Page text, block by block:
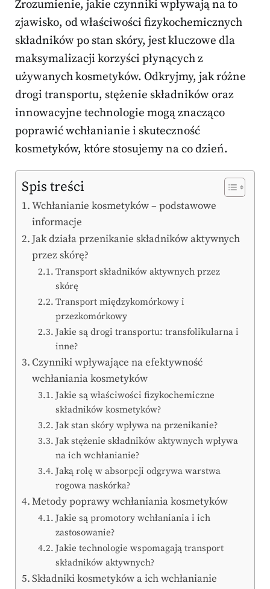
Zrozumienie, jakie czynniki wpływają na to
zjawisko, od właściwości fizykochemicznych
składników po stan skóry, jest kluczowe dla
maksymalizacji korzyści płynących z
używanych kosmetyków. Odkryjmy, jak różne
drogi transportu, stężenie składników oraz
innowacyjne technologie mogą znacząco
poprawić wchłanianie i skuteczność
kosmetyków, które stosujemy na co dzień.
Spis treści
Wchłanianie kosmetyków – podstawowe
informacje
Jak działa przenikanie składników aktywnych
przez skórę?
Transport składników aktywnych przez
skórę
Transport międzykomórkowy i
przezkomórkowy
Jakie są drogi transportu: transfolikularna i
inne?
Czynniki wpływające na efektywność
wchłaniania kosmetyków
Jakie są właściwości fizykochemiczne
składników kosmetyków?
Jak stan skóry wpływa na przenikanie?
Jak stężenie składników aktywnych wpływa
na ich wchłanianie?
Jaką rolę w absorpcji odgrywa warstwa
rogowa naskórka?
Metody poprawy wchłaniania kosmetyków
Jakie są promotory wchłaniania i ich
zastosowanie?
Jakie technologie wspomagają transport
składników aktywnych?
Składniki kosmetyków a ich wchłanianie